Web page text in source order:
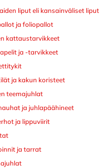
liput eli kansainväliset liput
ja foliopallot
kattaustarvikkeet
ja -tarvikkeet
ja kakun koristeet
teemajuhlat
ja juhlapäähineet
ja lippuviirit
ja tarrat